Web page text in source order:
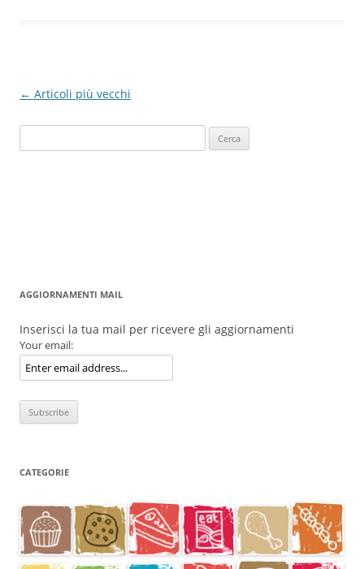
Navigazione
← Articoli più vecchi
per:
AGGIORNAMENTI MAIL
Inserisci la tua mail per ricevere gli aggiornamenti
Your email:
CATEGORIE